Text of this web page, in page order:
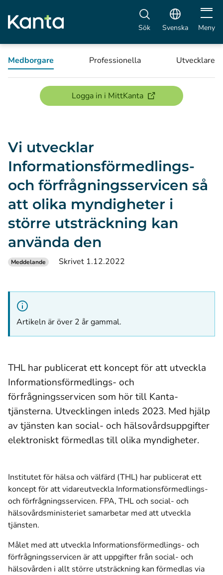
Sök Svenska Öppna
Meny
Medborgare Professionella Utvecklare
Logga in i MittKanta(öppnas i ett nytt
Vi utvecklar
Informationsförmedlings-
och förfrågningsservicen så
att olika myndigheter i
större utsträckning kan
använda den
Meddelande Skrivet 1.12.2022
Artikeln är över 2 år gammal.
THL har publicerat ett koncept för att utveckla
Informationsförmedlings- och
förfrågningsservicen som hör till Kanta-
tjänsterna. Utvecklingen inleds 2023. Med hjälp
av tjänsten kan social- och hälsovårdsuppgifter
elektroniskt förmedlas till olika myndigheter.
Institutet för hälsa och välfärd (THL) har publicerat ett
koncept för att vidareutveckla Informationsförmedlings-
och förfrågningsservicen. FPA, THL och social- och
hälsovårdsministeriet samarbetar med att utveckla
tjänsten.
Målet med att utveckla Informationsförmedlings- och
förfrågningsservicen är att uppgifter från social- och
hälsovården i allt större utsträckning kan förmedlas via